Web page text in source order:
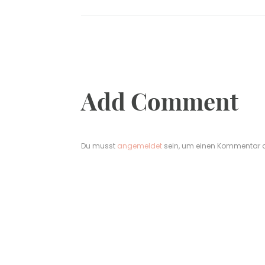
Add Comment
Du musst angemeldet sein, um einen Kommentar